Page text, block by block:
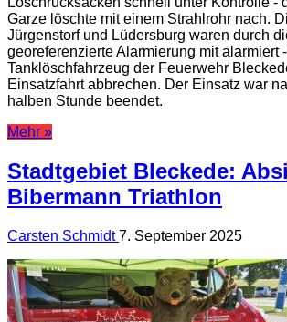
Garze löschte mit einem Strahlrohr nach.
Jürgenstorf und Lüdersburg waren durch
georeferenzierte Alarmierung mit alarmiert
Tanklöschfahrzeug der Feuerwehr
Einsatzfahrt abbrechen. Der Einsatz war
halben Stunde beendet.
Mehr »
Stadtgebiet Bleckede:
Bibermann Triathlon
Carsten Schmidt7. September 2025